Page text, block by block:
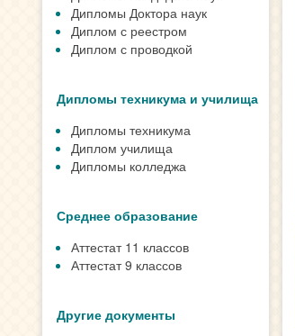
Дипломы Доктора наук
Диплом с реестром
Диплом с проводкой
Дипломы техникума и училища
Дипломы техникума
Диплом училища
Дипломы колледжа
Среднее образование
Аттестат 11 классов
Аттестат 9 классов
Другие документы